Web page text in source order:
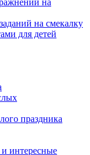
на
на смекалку
для детей
праздника
интересные